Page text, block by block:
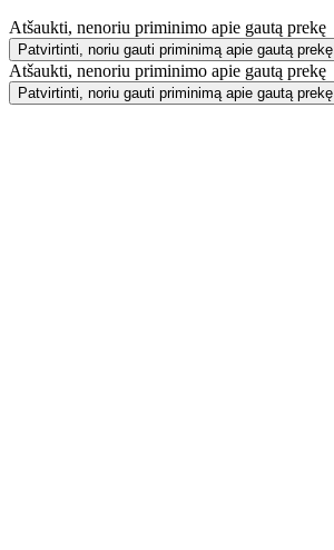
Atšaukti, nenoriu priminimo apie gautą prekę
Patvirtinti, noriu gauti priminimą apie gautą prekę
Atšaukti, nenoriu priminimo apie gautą prekę
Patvirtinti, noriu gauti priminimą apie gautą prekę